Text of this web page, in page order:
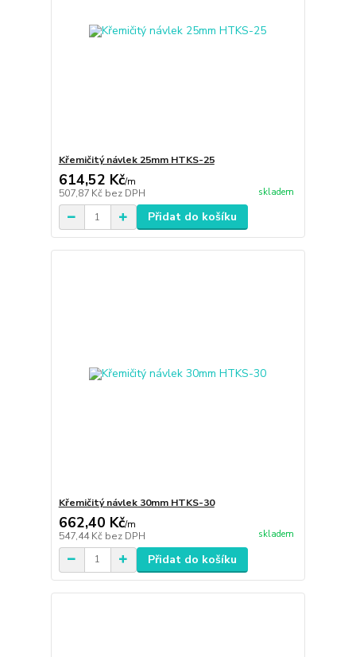
Křemičitý návlek 25mm HTKS-25
614,52 Kč/m
507,87 Kč bez DPH skladem
Přidat do košíku
Křemičitý návlek 30mm HTKS-30
662,40 Kč/m
547,44 Kč bez DPH skladem
Přidat do košíku